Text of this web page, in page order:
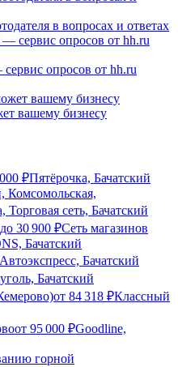
в вопросах и ответах
опросов от hh.ru
вашему бизнесу
₽Пятёрочка, Бачатский
Комсомольская,
Торговая сеть, Бачатский
до 30 900 ₽Сеть магазинов
Бачатский
Автоэкспресс, Бачатский
Бачатский
от 84 318 ₽Классный
от 95 000 ₽Goodline,
горной